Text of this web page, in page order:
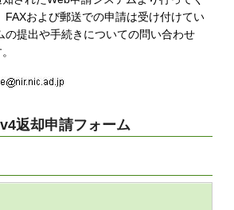
FAXおよび郵送での申請は受け付けてい
の提出や手続きについての問い合わせ
返却申請フォーム